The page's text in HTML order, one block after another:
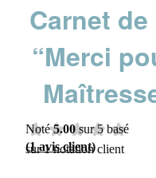
Carnet
“Merci
Noté5.00 sur 5 basé
sur1notation client
(1avis client)